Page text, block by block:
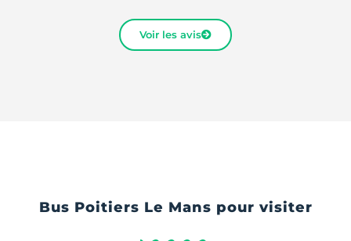
Voir les avis
Bus Poitiers Le Mans pour visiter